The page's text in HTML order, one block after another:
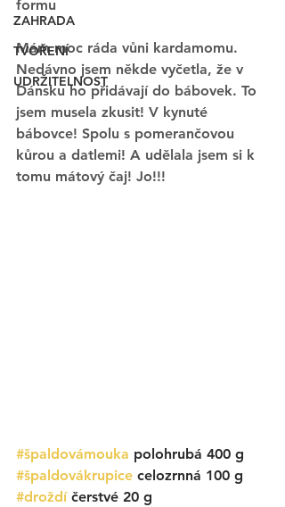
ZAHRADA
TVOŘENÍ
UDRŽITELNOST
formu
Mám moc ráda vůni kardamomu.
Nedávno jsem někde vyčetla, že v
Dánsku ho přidávají do bábovek. To
jsem musela zkusit! V kynuté
bábovce! Spolu s pomerančovou
kůrou a datlemi! A udělala jsem si k
tomu mátový čaj! Jo!!!
#špaldovámouka polohrubá 400 g
#špaldovákrupice celozrnná 100 g
#droždí čerstvé 20 g